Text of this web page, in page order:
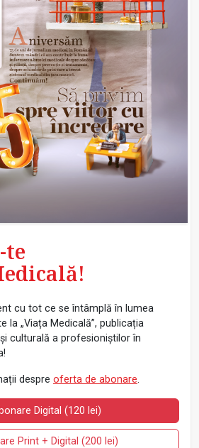
te
cu tot ce se întâmplă în lumea
la „Viața Medicală”, publicația
culturală a profesioniștilor în
despre oferta de abonare.
Digital (120 lei)
Print + Digital (200 lei)